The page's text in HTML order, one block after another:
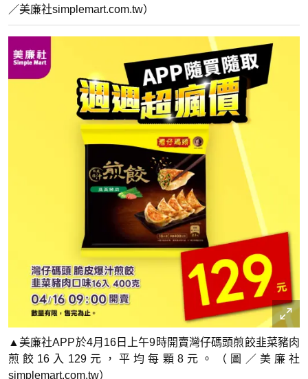
／美廉社simplemart.com.tw）
▲美廉社APP於4月16日上午9時開賣灣仔碼頭煎餃韭菜豬肉
煎餃16入129元，平均每顆8元。（圖／美廉社
simplemart.com.tw）